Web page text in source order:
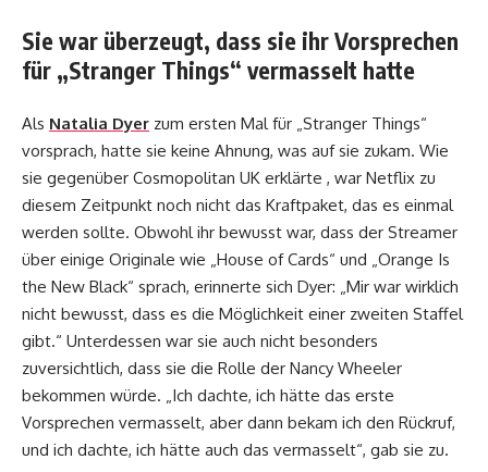
Sie war überzeugt, dass sie ihr Vorsprechen
für „Stranger Things“ vermasselt hatte
Als Natalia Dyer zum ersten Mal für „Stranger Things“
vorsprach, hatte sie keine Ahnung, was auf sie zukam. Wie
sie gegenüber Cosmopolitan UK erklärte , war Netflix zu
diesem Zeitpunkt noch nicht das Kraftpaket, das es einmal
werden sollte. Obwohl ihr bewusst war, dass der Streamer
über einige Originale wie „House of Cards“ und „Orange Is
the New Black“ sprach, erinnerte sich Dyer: „Mir war wirklich
nicht bewusst, dass es die Möglichkeit einer zweiten Staffel
gibt.“ Unterdessen war sie auch nicht besonders
zuversichtlich, dass sie die Rolle der Nancy Wheeler
bekommen würde. „Ich dachte, ich hätte das erste
Vorsprechen vermasselt, aber dann bekam ich den Rückruf,
und ich dachte, ich hätte auch das vermasselt“, gab sie zu.